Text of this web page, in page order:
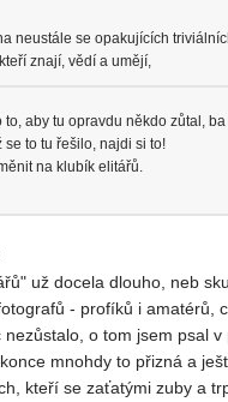
neustále se opakujících
znají, vědí a umějí,
aby tu opravdu někdo zůtal,
to tu řešilo, najdi si to!
na klubík elitářů.
už docela dlouho, neb
- profíků i
o tom jsem psal
mnohdy to přizná a
kteří se zaťatými zuby a